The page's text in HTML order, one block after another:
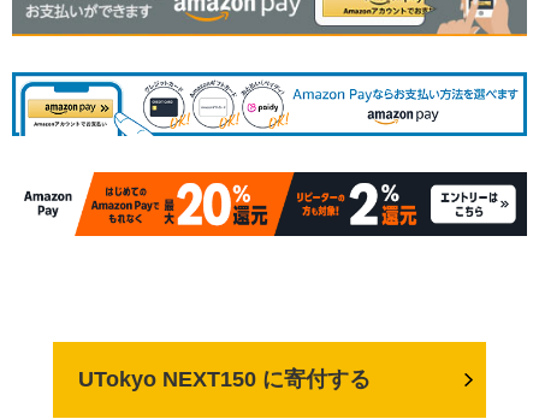
UTokyo NEXT150 に寄付する